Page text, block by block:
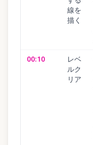
線を
描く
00:10
レベ
ルク
リア